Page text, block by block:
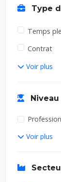
Type
Temps
Contrat
Voir plus
Voir plus